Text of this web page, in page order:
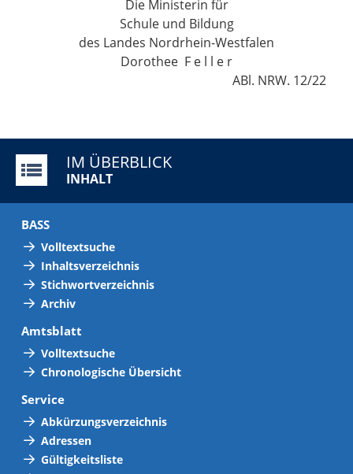
Die Ministerin für
Schule und Bildung
des Landes Nordrhein-Westfalen
Dorothee F e l l e r
ABl. NRW. 12/22
IM ÜBERBLICK
INHALT
BASS
Volltextsuche
Inhaltsverzeichnis
Stichwortverzeichnis
Archiv
Amtsblatt
Volltextsuche
Chronologische Übersicht
Service
Abkürzungsverzeichnis
Adressen
Gültigkeitsliste